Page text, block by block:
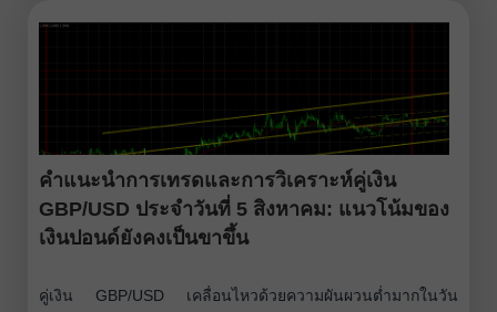
คำแนะนำการเทรดและการวิเคราะห์คู่เงิน
GBP/USD ประจำวันที่ 5 สิงหาคม: แนวโน้มของ
เงินปอนด์ยังคงเป็นขาขึ้น
คู่เงิน GBP/USD เคลื่อนไหวด้วยความผันผวนต่ำมากในวัน